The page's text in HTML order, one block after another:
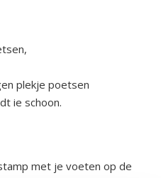
plekje poetsen
ie schoon.
met je voeten op de